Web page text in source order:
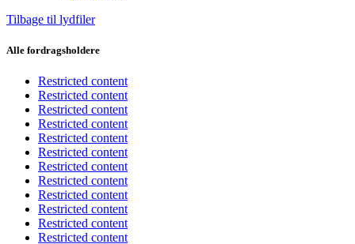
Tilbage til lydfiler
Alle fordragsholdere
Restricted content
Restricted content
Restricted content
Restricted content
Restricted content
Restricted content
Restricted content
Restricted content
Restricted content
Restricted content
Restricted content
Restricted content